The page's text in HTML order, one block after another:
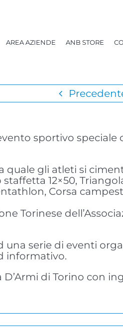
AREA AZIENDE ANB STORE
sportivo speciale
quale gli atleti si
12×50,
Corsa
Torinese
una serie di eventi
informativo.
di Torino con